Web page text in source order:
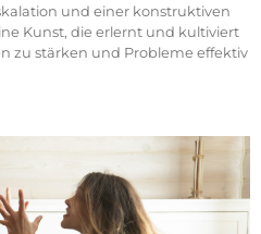
und einer konstruktiven
Kunst, die erlernt und kultiviert
zu stärken und Probleme effektiv